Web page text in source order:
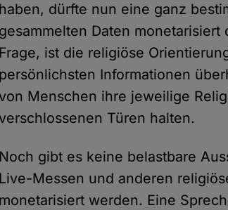
haben, dürfte nun eine ganz
gesammelten Daten
Frage, ist die religiöse
persönlichsten Informationen
Menschen ihre jeweilige
Türen halten.
Noch gibt es keine belastbare
Live-Messen und anderen
monetarisiert werden. Eine